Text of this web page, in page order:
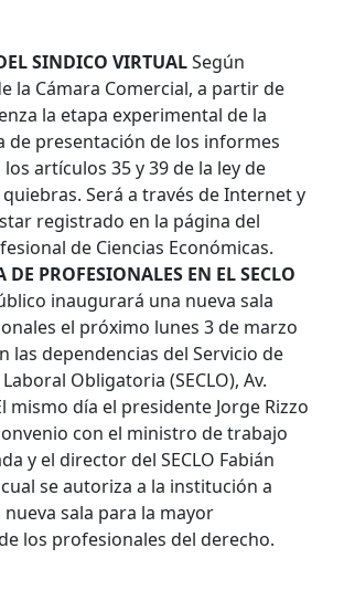
SINDICO VIRTUALSegún
la Cámara Comercial, a partir de
la etapa experimental de la
de presentación de los informes
artículos 35 y 39 de la ley de
Será a través de Internet y
registrado en la página del
de Ciencias Económicas.
DE PROFESIONALES EN EL SECLO
inaugurará una nueva sala
el próximo lunes 3 de marzo
las dependencias del Servicio de
Obligatoria (SECLO), Av.
mismo día el presidente Jorge Rizzo
con el ministro de trabajo
y el director del SECLO Fabián
se autoriza a la institución a
sala para la mayor
los profesionales del derecho.